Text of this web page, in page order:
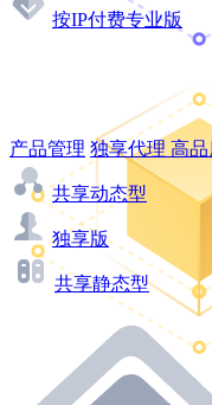
按IP付费专业版
产品管理 独享代理 高品
共享动态型
独享版
共享静态型